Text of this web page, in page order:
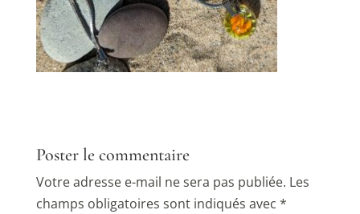
Poster le commentaire
Votre adresse e-mail ne sera pas publiée. Les
champs obligatoires sont indiqués avec *